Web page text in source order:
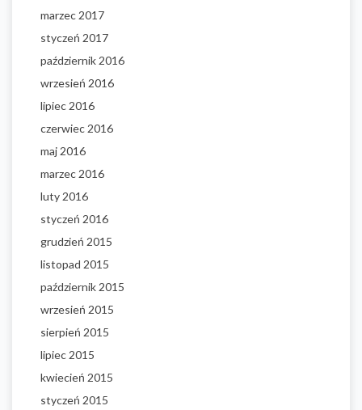
marzec 2017
styczeń 2017
październik 2016
wrzesień 2016
lipiec 2016
czerwiec 2016
maj 2016
marzec 2016
luty 2016
styczeń 2016
grudzień 2015
listopad 2015
październik 2015
wrzesień 2015
sierpień 2015
lipiec 2015
kwiecień 2015
styczeń 2015